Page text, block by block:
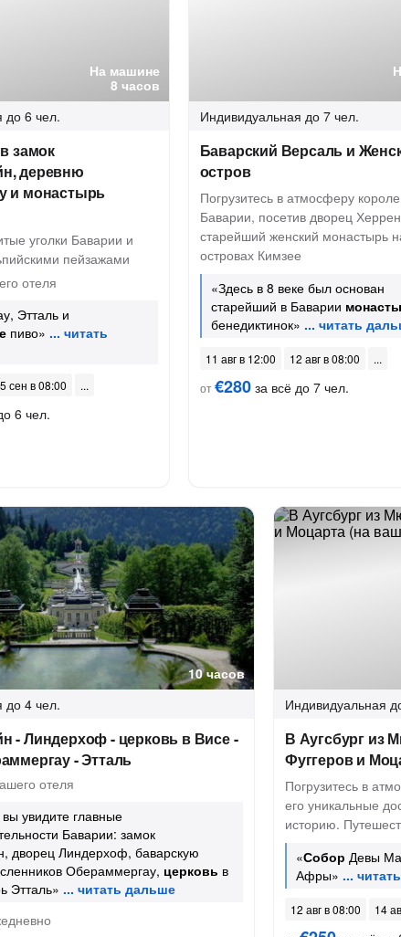
На машине
8 часов
до 6 чел.
замок
деревню
и монастырь
уголки Баварии и
пейзажами
отеля
Этталь и
пиво»
сен в 08:00
6 чел.
Индивидуальная до 7 чел.
Баварский Версаль и
остров
Погрузитесь в атмосферу
Баварии, посетив дворец
старейший женский монастырь
островах Кимзее
«Здесь в 8 веке был основан
старейший в Баварии
бенедиктинок»
11 авг в 12:00
12 авг в 08:00
от€280за всё до 7 чел.
10 часов
до 4 чел.
- Линдерхоф - церковь в Висе -
- Этталь
отеля
увидите главные
Баварии: замок
дворец Линдерхоф, баварскую
Обераммергау, церковь в
Этталь»
Индивидуальная
В Аугсбург из
Фуггеров и
Погрузитесь в
его уникальные
историю.
«Собор Девы
Афры»
12 авг в 08:00
14